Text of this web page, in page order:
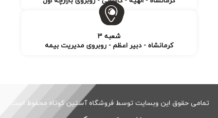
شعبه 3
کرمانشاه - دبیر اعظم - روبروی مدیریت بیمه
تمامی حقوق این وبسایت توسط فروشگاه آستین کوتاه محفوظ است.